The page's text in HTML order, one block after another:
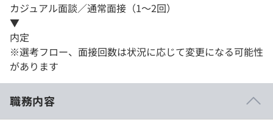
カジュアル面談／通常面接（1～2回）
▼
内定
※選考フロー、面接回数は状況に応じて変更になる可能性
があります
職務内容